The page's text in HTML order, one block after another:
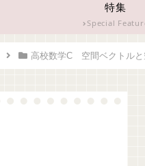
特集
Special
高校数学C 空間ベクトルと